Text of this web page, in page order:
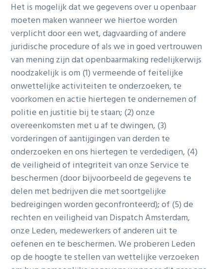
Het is mogelijk dat we gegevens over u openbaar
moeten maken wanneer we hiertoe worden
verplicht door een wet, dagvaarding of andere
juridische procedure of als we in goed vertrouwen
van mening zijn dat openbaarmaking redelijkerwijs
noodzakelijk is om (1) vermeende of feitelijke
onwettelijke activiteiten te onderzoeken, te
voorkomen en actie hiertegen te ondernemen of
politie en justitie bij te staan; (2) onze
overeenkomsten met u af te dwingen, (3)
vorderingen of aantijgingen van derden te
onderzoeken en ons hiertegen te verdedigen, (4)
de veiligheid of integriteit van onze Service te
beschermen (door bijvoorbeeld de gegevens te
delen met bedrijven die met soortgelijke
bedreigingen worden geconfronteerd); of (5) de
rechten en veiligheid van Dispatch Amsterdam,
onze Leden, medewerkers of anderen uit te
oefenen en te beschermen. We proberen Leden
op de hoogte te stellen van wettelijke verzoeken